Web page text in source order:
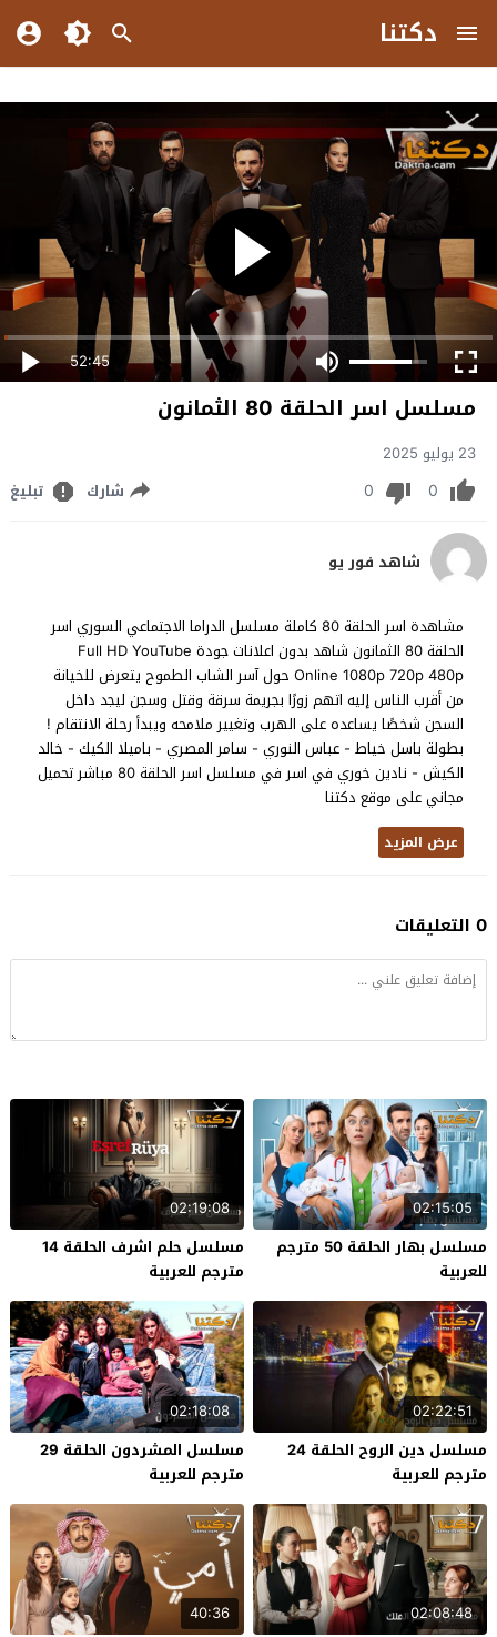
دكتنا
52:45
مسلسل اسر الحلقة 80 الثمانون
23 يوليو 2025
0
0 شارك تبليغ
شاهد فور يو
مشاهدة اسر الحلقة 80 كاملة مسلسل الدراما الاجتماعي السوري اسر
الحلقة 80 الثمانون شاهد بدون اعلانات جودة Full HD YouTube
Online 1080p 720p 480p حول آسر الشاب الطموح يتعرض للخيانة
من أقرب الناس إليه اتهم زورًا بجريمة سرقة وقتل وسجن ليجد داخل
السجن شخصًا يساعده على الهرب وتغيير ملامحه ويبدأ رحلة الانتقام !
بطولة باسل خياط - عباس النوري - سامر المصري - باميلا الكيك - خالد
الكيش - نادين خوري في اسر في مسلسل اسر الحلقة 80 مباشر تحميل
مجاني على موقع دكتنا
عرض المزيد
0 التعليقات
02:15:05
مسلسل بهار الحلقة 50 مترجم
للعربية
02:19:08
مسلسل حلم اشرف الحلقة 14
مترجم للعربية
02:22:51
مسلسل دين الروح الحلقة 24
مترجم للعربية
02:18:08
مسلسل المشردون الحلقة 29
مترجم للعربية
02:08:48
40:36